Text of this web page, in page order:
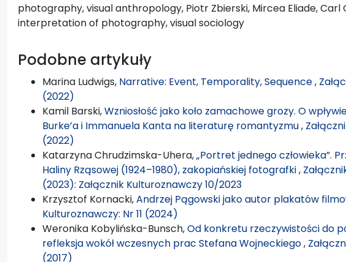
photography, visual anthropology, Piotr Zbierski, Mircea Eliade, Carl
interpretation of photography, visual sociology
Podobne artykuły
Marina Ludwigs, Narrative: Event, Temporality, Sequence,
(2022)
Kamil Barski,Wzniosłość jako koło zamachowe grozy. O
Burke’a i Immanuela Kanta na literaturę romantyzmu,
(2022)
Katarzyna Chrudzimska-Uhera,„Portret jednego człowieka”.
Haliny Rząsowej (1924–1980), zakopiańskiej fotografki,
(2023): Załącznik Kulturoznawczy 10/2023
Krzysztof Kornacki,Andrzej Pągowski jako autor plakatów
Kulturoznawczy: Nr 11 (2024)
Weronika Kobylińska-Bunsch,Od konkretu rzeczywistości do
refleksja wokół wczesnych prac Stefana Wojneckiego,
(2017)